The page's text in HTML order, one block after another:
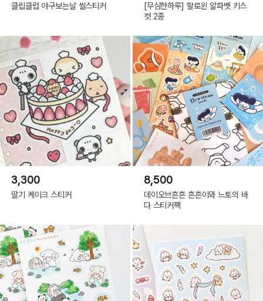
클립클럽 야구보는날 씰스티커
[무심한하루] 할로윈 알파벳 키스
컷 2종
3,300
딸기 케이크 스티커
8,500
데이오브흔흔 흔흔이와 느토의 바
다 스티커팩